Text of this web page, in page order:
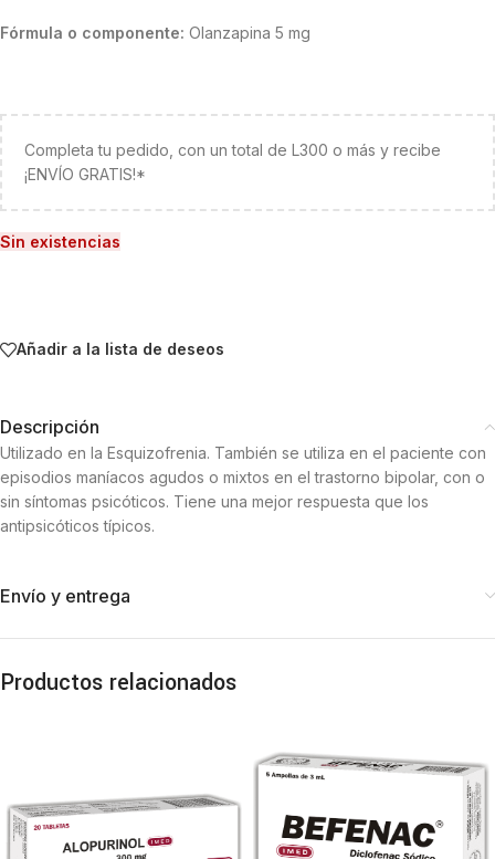
Fórmula o componente: Olanzapina 5 mg
Completa tu pedido, con un total de L300 o más y recibe
¡ENVÍO GRATIS!*
Sin existencias
Añadir a la lista de deseos
Descripción
Utilizado en la Esquizofrenia. También se utiliza en el paciente con
episodios maníacos agudos o mixtos en el trastorno bipolar, con o
sin síntomas psicóticos. Tiene una mejor respuesta que los
antipsicóticos típicos.
Envío y entrega
Productos relacionados